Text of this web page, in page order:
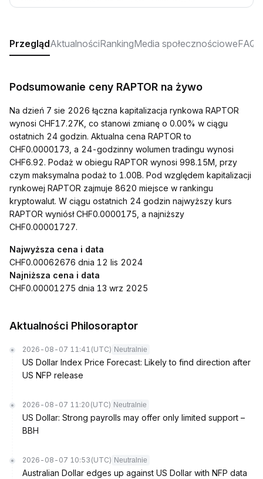
PrzeglądAktualnościRankingMedia społecznościoweFAQ
Podsumowanie ceny RAPTOR na żywo
Na dzień 7 sie 2026 łączna kapitalizacja rynkowa RAPTOR
wynosi CHF17.27K, co stanowi zmianę o 0.00% w ciągu
ostatnich 24 godzin. Aktualna cena RAPTOR to
CHF0.0000173, a 24-godzinny wolumen tradingu wynosi
CHF6.92. Podaż w obiegu RAPTOR wynosi 998.15M, przy
czym maksymalna podaż to 1.00B. Pod względem kapitalizacji
rynkowej RAPTOR zajmuje 8620 miejsce w rankingu
kryptowalut. W ciągu ostatnich 24 godzin najwyższy kurs
RAPTOR wyniósł CHF0.0000175, a najniższy
CHF0.00001727.
Najwyższa cena i data
CHF0.00062676 dnia 12 lis 2024
Najniższa cena i data
CHF0.00001275 dnia 13 wrz 2025
Aktualności Philosoraptor
2026-08-07 11:41 (UTC) Neutralnie
US Dollar Index Price Forecast: Likely to find direction after
US NFP release
2026-08-07 11:20 (UTC) Neutralnie
US Dollar: Strong payrolls may offer only limited support –
BBH
2026-08-07 10:53 (UTC) Neutralnie
Australian Dollar edges up against US Dollar with NFP data